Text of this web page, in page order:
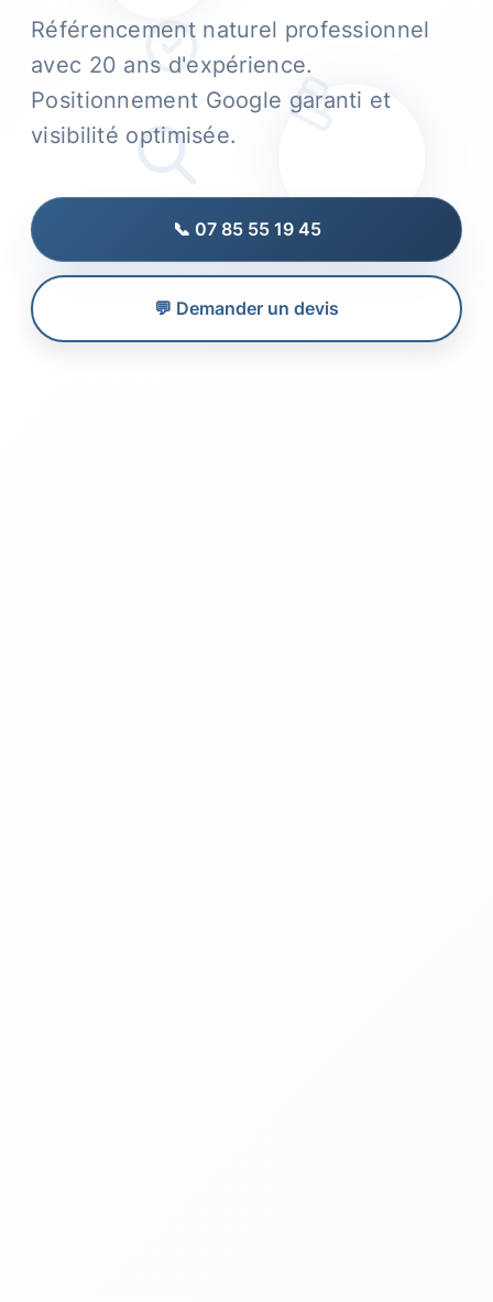
Référencement naturel professionnel
avec 20 ans d'expérience.
Positionnement Google garanti et
visibilité optimisée.
📞 07 85 55 19 45
💬 Demander un devis